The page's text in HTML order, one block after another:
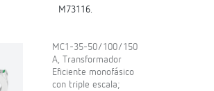
M73116.
MC1-35-50/100/150
A, Transformador
Eficiente monofásico
con triple escala;